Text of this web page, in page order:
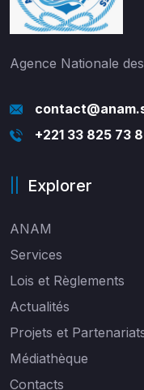
Agence Nationale
+221 33 825 73
Explorer
ANAM
Services
Lois et Règlements
Actualités
Projets et
Médiathèque
Contacts